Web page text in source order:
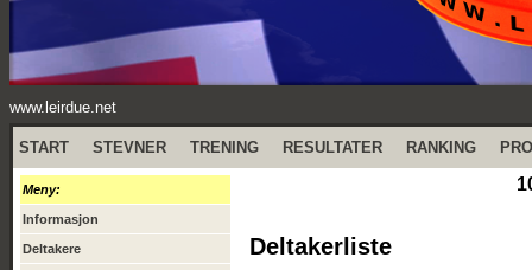
www.leirdue.net
START STEVNER TRENING RESULTATER RANKING
Meny:
Informasjon
Deltakere Deltakerliste